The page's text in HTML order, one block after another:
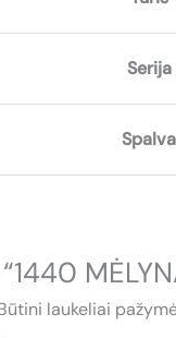
Serija
Spalva
laukeliai